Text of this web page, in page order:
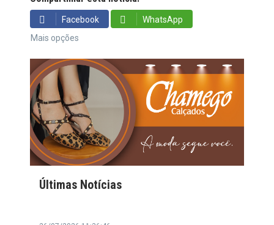
Facebook
WhatsApp
Mais opções
Últimas Notícias